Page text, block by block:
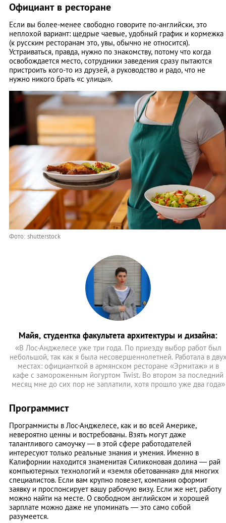
Официант в ресторане
Если вы более-менее свободно говорите по-английски, это
неплохой вариант: щедрые чаевые, удобный график и кормежка
(к русским ресторанам это, увы, обычно не относится).
Устраиваться, правда, нужно по знакомству, потому что когда
освобождается место, сотрудники заведения сразу пытаются
пристроить кого-то из друзей, а руководство и радо, что не
нужно никого брать «с улицы».
Фото: shutterstock
Майя, студентка факультета архитектуры и дизайна:
«В Лос-Анджелесе уже три года. По приезду выбор работ был
небольшой, так как я была несовершеннолетней. Работала в
местах: официанткой в армянском ресторане «Эрмитаж» и в
кафе с замороженным йогуртом Twist. Во втором за последний
месяц мне до сих пор не заплатили, хотя прошло уже два года»
Программист
Программисты в Лос-Анджелесе, как и во всей Америке,
невероятно ценны и востребованы. Взять могут даже
талантливого самоучку — в этой сфере работодателей
интересуют только реальные знания и умения. Именно в
Калифорнии находится знаменитая Силиконовая долина — рай
компьютерных технологий и «земля обетованная» для многих
специалистов. Если вам крупно повезет, компания оформит
заявку и проспонсирует вашу рабочую визу. Если же нет, работу
можно найти на месте. О свободном английском и хорошей
зарплате можно даже не упоминать — это само собой
разумеется.